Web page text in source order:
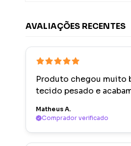
AVALIAÇÕES RECENTES
Produto chegou muito
tecido pesado e
Matheus A.
Comprador verificado